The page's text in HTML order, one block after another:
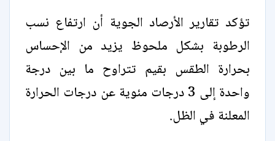
تؤكد تقارير الأرصاد الجوية أن ارتفاع نسب
الرطوبة بشكل ملحوظ يزيد من الإحساس
بحرارة الطقس بقيم تتراوح ما بين درجة
واحدة إلى 3 درجات مئوية عن درجات الحرارة
المعلنة في الظل.